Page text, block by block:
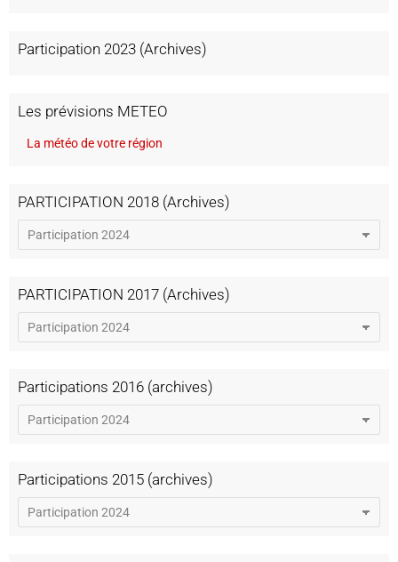
Participation 2023 (Archives)
Les prévisions METEO
La météo de votre région
PARTICIPATION 2018 (Archives)
PARTICIPATION 2017 (Archives)
Participations 2016 (archives)
Participations 2015 (archives)